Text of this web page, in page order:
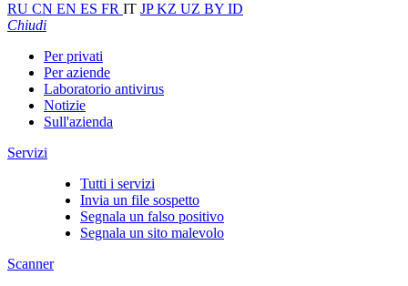
RU CN EN ES FR IT JPKZ UZ BY ID
Chiudi
Per privati
Per aziende
Laboratorio antivirus
Notizie
Sull'azienda
Servizi
Tutti i servizi
Invia un file sospetto
Segnala un falso positivo
Segnala un sito malevolo
Scanner